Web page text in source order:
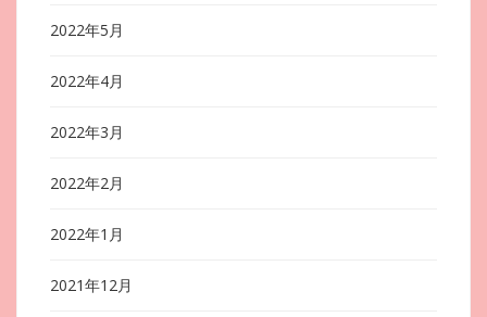
2022年5月
2022年4月
2022年3月
2022年2月
2022年1月
2021年12月